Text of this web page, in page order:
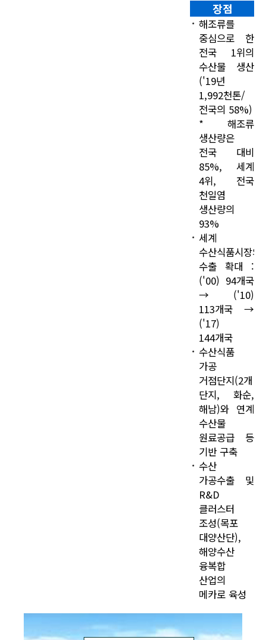
장점
해조류를
중심으로 한
전국 1위의
수산물 생산
('19년
1,992천톤/
전국의 58%)
* 해조류
생산량은
전국 대비
85%, 세계
4위, 전국
천일염
생산량의
93%
세계
수산식품시장의
수출 확대 :
('00) 94개국
→ ('10)
113개국 →
('17)
144개국
수산식품
가공
거점단지(2개
단지, 화순,
해남)와 연계
수산물
원료공급 등
기반 구축
수산
가공수출 및
R&D
클러스터
조성(목포
대양산단),
해양수산
융복합
산업의
메카로 육성